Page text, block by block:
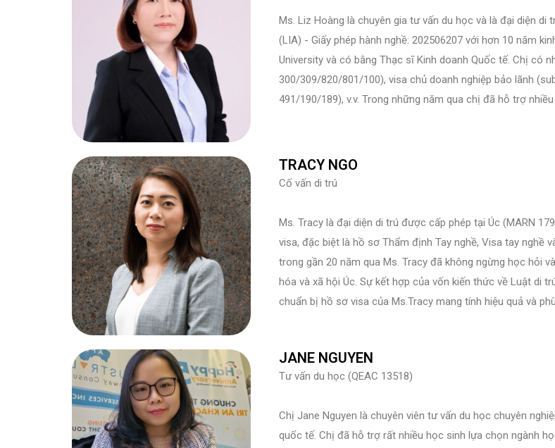
Ms. Liz Hoàng là chuyên gia tư vấn du học và là đại diện
(LIA) - Giấy phép hành nghề: 202506207 với hơn 10 năm
University và có bằng Thạc sĩ Kinh doanh Quốc tế. Chị có
300/309/820/801/100), visa chủ doanh nghiệp bảo lãnh
491/190/189), v.v. Trong những năm qua chị đã hỗ trợ
TRACY NGO
Cố vấn di trú
Ms. Tracy là đại diện di trú được cấp phép tại Úc (MARN
visa, đặc biệt là hồ sơ Thẩm định Tay nghề, Visa tay nghề
trong gần 20 năm qua Ms. Tracy đã không ngừng học hỏi
hóa và xã hội Úc. Sự kết hợp của vốn kiến thức về Luật di
chuẩn bị hồ sơ visa của Ms.Tracy mang tính hiệu quả và
JANE NGUYEN
Tư vấn du học (QEAC 13518)
Chị Jane Nguyen là chuyên viên tư vấn du học chuyên
quốc tế. Chị đã hỗ trợ rất nhiều học sinh lựa chọn ngành